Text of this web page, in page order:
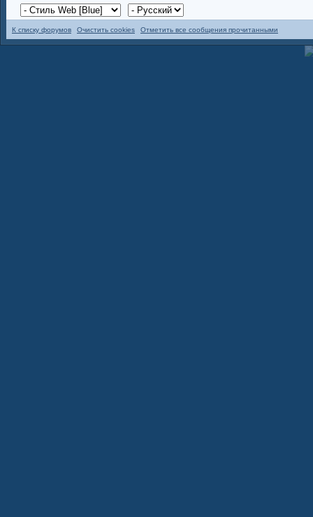
К списку форумов Очистить cookies Отметить все сообщения прочитанными